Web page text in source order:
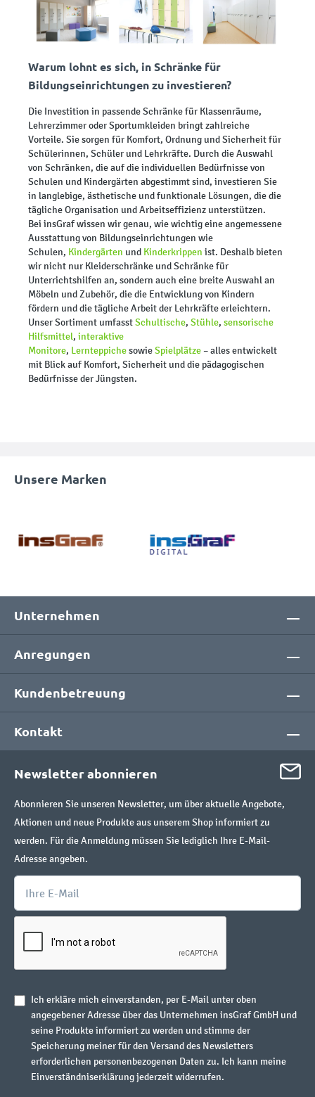
Warum lohnt es sich, in Schränke für
Bildungseinrichtungen zu investieren?
Die Investition in passende Schränke für Klassenräume,
Lehrerzimmer oder Sportumkleiden bringt zahlreiche
Vorteile. Sie sorgen für Komfort, Ordnung und Sicherheit für
Schülerinnen, Schüler und Lehrkräfte. Durch die Auswahl
von Schränken, die auf die individuellen Bedürfnisse von
Schulen und Kindergärten abgestimmt sind, investieren Sie
in langlebige, ästhetische und funktionale Lösungen, die die
tägliche Organisation und Arbeitseffizienz unterstützen.
Bei insGraf wissen wir genau, wie wichtig eine angemessene
Ausstattung von Bildungseinrichtungen wie
Schulen, Kindergärten und Kinderkrippen ist. Deshalb bieten
wir nicht nur Kleiderschränke und Schränke für
Unterrichtshilfen an, sondern auch eine breite Auswahl an
Möbeln und Zubehör, die die Entwicklung von Kindern
fördern und die tägliche Arbeit der Lehrkräfte erleichtern.
Unser Sortiment umfasstSchultische, Stühle, sensorische
Hilfsmittel, interaktive
Monitore, LernteppichesowieSpielplätze– alles entwickelt
mit Blick auf Komfort, Sicherheit und die pädagogischen
Bedürfnisse der Jüngsten.
Unsere Marken
Unternehmen
Anregungen
Kundenbetreuung
Kontakt
Newsletter abonnieren
Abonnieren Sie unseren Newsletter, um über aktuelle Angebote,
Aktionen und neue Produkte aus unserem Shop informiert zu
werden. Für die Anmeldung müssen Sie lediglich Ihre E-Mail-
Adresse angeben.
Ich erkläre mich einverstanden, per E-Mail unter oben
angegebener Adresse über das Unternehmen insGraf GmbH und
seine Produkte informiert zu werden und stimme der
Speicherung meiner für den Versand des Newsletters
erforderlichen personenbezogenen Daten zu. Ich kann meine
Einverständniserklärung jederzeit widerrufen.